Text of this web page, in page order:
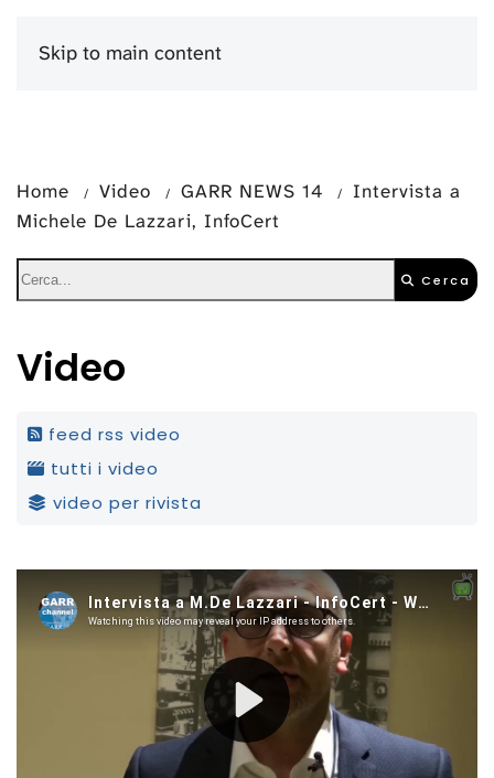
Skip to main content
Home Video GARR NEWS 14
Intervista a
Michele De Lazzari, InfoCert
Cerca
Video
feed rss video
tutti i video
video per rivista